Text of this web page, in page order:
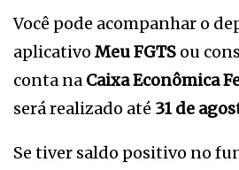
Você pode acompanhar o
aplicativo Meu FGTS ou
conta na Caixa Econômica
será realizado até 31 de
Se tiver saldo positivo no